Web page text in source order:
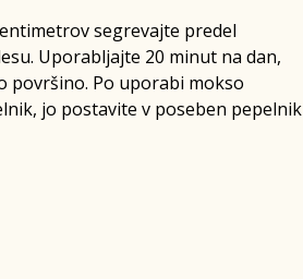
segrevajte predel
Uporabljajte 20 minut na dan,
površino. Po uporabi mokso
jo postavite v poseben pepelnik